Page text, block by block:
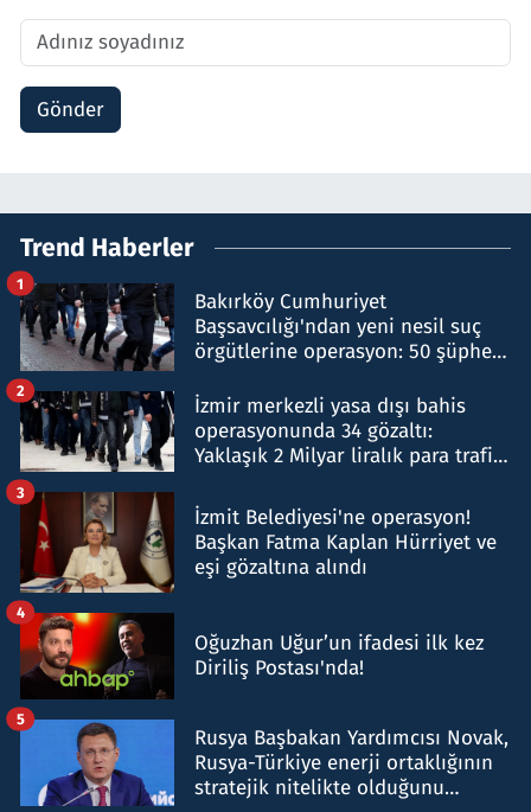
Gönder
Trend Haberler
Bakırköy Cumhuriyet
Başsavcılığı'ndan yeni nesil suç
örgütlerine operasyon: 50 şüpheli
1
İzmir merkezli yasa dışı bahis
operasyonunda 34 gözaltı:
Yaklaşık 2 Milyar liralık para trafiği
2
İzmit Belediyesi'ne operasyon!
Başkan Fatma Kaplan Hürriyet ve
eşi gözaltına alındı
3
Oğuzhan Uğur’un ifadesi ilk kez
Diriliş Postası'nda!
4
Rusya Başbakan Yardımcısı Novak,
Rusya-Türkiye enerji ortaklığının
stratejik nitelikte olduğunu
5